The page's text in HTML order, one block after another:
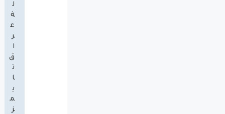
ل
ة
ع
ر
ا
ق
ت
ا
ي
م
ز